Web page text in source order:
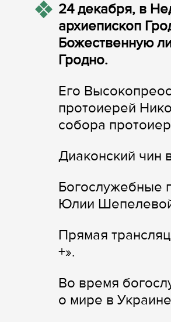
24 декабря, в
архиепископ
Божественную
Гродно.
Его
протоиерей
собора
Диаконский чин
Богослужебные
Юлии
Прямая
+».
Во время
о мире в